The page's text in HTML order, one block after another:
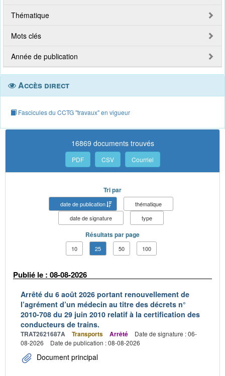
Thématique
Mots clés
Année de publication
Accès direct
Fascicules du CCTG "travaux" en vigueur
16869 documents trouvés
PDF CSV Courriel
Tri par
date de publication
thématique
date de signature
type
Résultats par page
10 25 50 100
Publié le : 08-08-2026
Arrêté du 6 août 2026 portant renouvellement de
l’agrément d’un médecin au titre des décrets n°
2010-708 du 29 juin 2010 relatif à la certification des
conducteurs de trains.
TRAT2621687A Transports Arrêté
Date de signature : 06-
08-2026
Date de publication : 08-08-2026
Document principal